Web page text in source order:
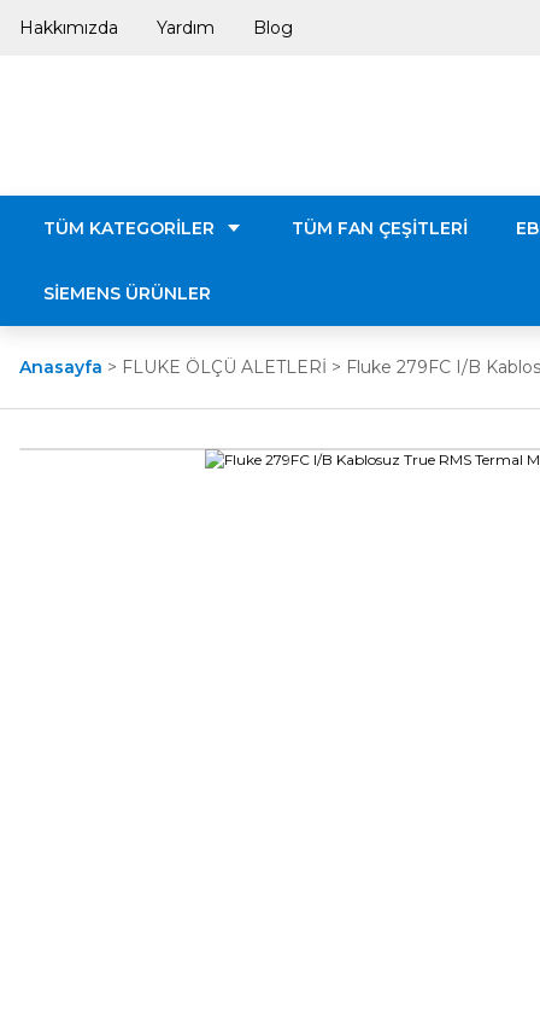
Hakkımızda Yardım Blog
TÜM KATEGORİLER TÜM FAN ÇEŞİTLERİ
SİEMENS ÜRÜNLER
Anasayfa FLUKE ÖLÇÜ ALETLERİ Fluke 279FC I/B